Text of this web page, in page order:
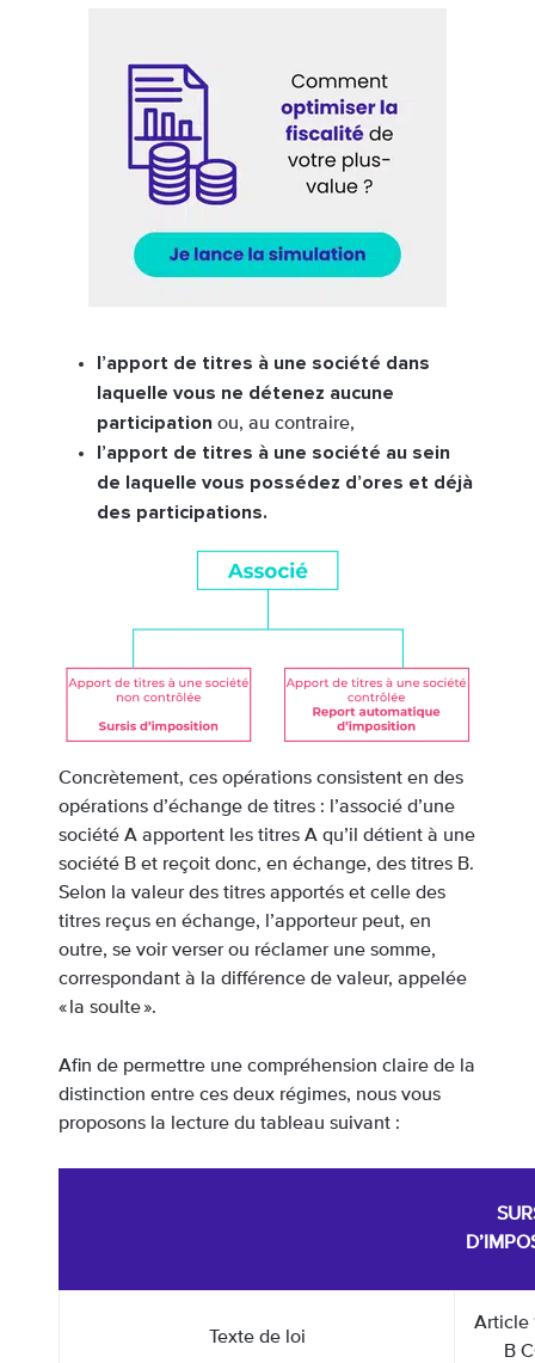
l’apport de titres à une société dans
laquelle vous ne détenez aucune
participation ou, au contraire,
l’apport de titres à une société au sein
de laquelle vous possédez d’ores et déjà
des participations.
Concrètement, ces opérations consistent en des
opérations d’échange de titres : l’associé d’une
société A apportent les titres A qu’il détient à une
société B et reçoit donc, en échange, des titres B.
Selon la valeur des titres apportés et celle des
titres reçus en échange, l’apporteur peut, en
outre, se voir verser ou réclamer une somme,
correspondant à la différence de valeur, appelée
« la soulte ».
Afin de permettre une compréhension claire de la
distinction entre ces deux régimes, nous vous
proposons la lecture du tableau suivant :
Texte de loi
Article
B